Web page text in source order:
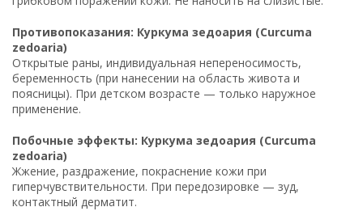
Противопоказания: Куркума зедоария (Curcuma
zedoaria)
Открытые раны, индивидуальная непереносимость,
беременность (при нанесении на область живота и
поясницы). При детском возрасте — только наружное
применение.
Побочные эффекты: Куркума зедоария (Curcuma
zedoaria)
Жжение, раздражение, покраснение кожи при
гиперчувствительности. При передозировке — зуд,
контактный дерматит.